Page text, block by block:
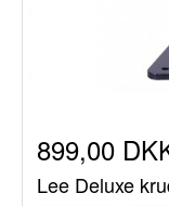
899,00
Lee Deluxe